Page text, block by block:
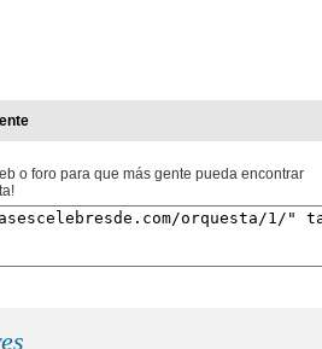
o foro para que más gente pueda encontrar